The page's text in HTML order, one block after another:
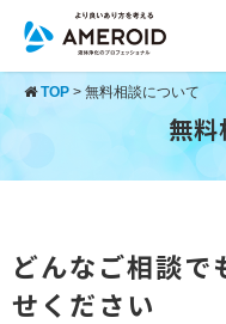
TOP > 無料相談について
無料
どんなご相談で
せください